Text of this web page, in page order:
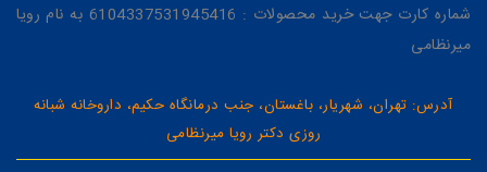
شماره کارت جهت خرید محصولات : 6104337531945416 به نام رویا
میرنظامی
آدرس: تهران، شهریار، باغستان، جنب درمانگاه حکیم، داروخانه شبانه
روزی دکتر رویا میرنظامی